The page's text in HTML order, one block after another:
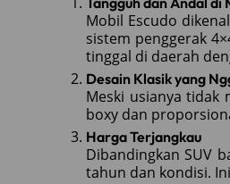
Mobil Escudo
sistem penggerak
tinggal di daerah
Desain Klasik yang
Meski usianya tidak
boxy dan
Harga Terjangkau
Dibandingkan SUV
tahun dan kondisi.